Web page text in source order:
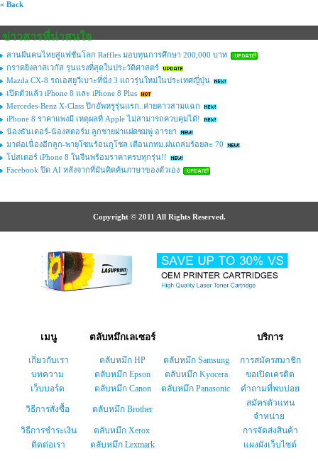
« Back
ข่าวสารที่น่าสนใจ
สานฝันคนไทยสู่แฟชั่นโลก Raffles มอบทุนการศึกษา 200,000 บาท
กราดยิงลาสเวกัส รุนแรงที่สุดในประวัติศาสตร์
Mazda CX-8 รถเอสยูวีเบาะที่นั่ง 3 แถวรุ่นใหม่ในประเทศญี่ปุ่น
เปิดตัวแล้ว iPhone 8 และ iPhone 8 Plus
Mercedes-Benz X-Class ปิกอัพหรูรุ่นแรก..ค่ายดาวสามแฉก
iPhone 8 ราคาแพงมี เหตุผลที่ Apple ไม่สามารถควบคุมได้!
น้องธันเดอร์-น้องสตอร์ม ลูกชายฝาแฝดชมพู่ อารยา
มาต่อเนื่องอีกลูก-พายุโซนร้อนกูโชล เตือนกทม.ฝนถล่มร้อยละ 70
โปสเตอร์ iPhone 8 ในจีนพร้อมราคาครบทุกรุ่น!!
Facebook ปิด AI หลังจากที่มันคิดค้นภาษาของตัวเอง
Copyright © 2011 All Rights Reserved.
เมนู ตลับหมึกเลเซอร์ บริการ
เกี่ยวกับเรา ตลับหมึก HP ตลับหมึก Samsung
การสมัครสมาชิก
บทความ
ตลับหมึก Epson ตลับหมึก Kyocera
ขอเปิดเครดิต
เว็บบอร์ด
ตลับหมึก Canon ตลับหมึก Panasonic คำถามที่พบบ่อย
วิธีการสั่งซื้อ ตลับหมึก Brother
สมัครตัวแทน
จำหน่าย
วิธีการชำระเงิน
ตลับหมึก Xerox
การจัดส่งสินค้า
ติดต่อเรา
ตลับหมึก Lexmark แผงผังเว็บไซต์